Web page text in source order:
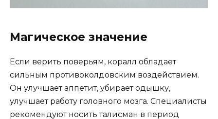
Магическое значение
Если верить поверьям, коралл обладает
сильным противоколдовским воздействием.
Он улучшает аппетит, убирает одышку,
улучшает работу головного мозга. Специалисты
рекомендуют носить талисман в период